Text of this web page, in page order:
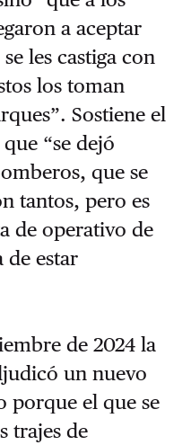
a aceptar
les castiga con
los toman
Sostiene el
“se dejó
que se
tantos, pero es
de operativo de
de estar
de 2024 la
un nuevo
porque el que se
trajes de